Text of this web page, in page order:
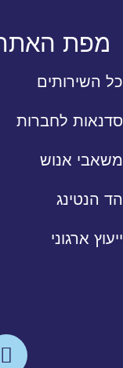
מפת
כל השירותים
סדנאות לחברות
משאבי אנוש
הד הנטינג
ייעוץ ארגוני